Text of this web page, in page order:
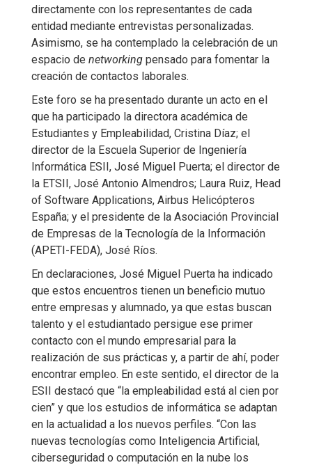
directamente con los representantes de cada
entidad mediante entrevistas personalizadas.
Asimismo, se ha contemplado la celebración de un
espacio de networking pensado para fomentar la
creación de contactos laborales.
Este foro se ha presentado durante un acto en el
que ha participado la directora académica de
Estudiantes y Empleabilidad, Cristina Díaz; el
director de la Escuela Superior de Ingeniería
Informática ESII, José Miguel Puerta; el director de
la ETSII, José Antonio Almendros; Laura Ruiz, Head
of Software Applications, Airbus Helicópteros
España; y el presidente de la Asociación Provincial
de Empresas de la Tecnología de la Información
(APETI-FEDA), José Ríos.
En declaraciones, José Miguel Puerta ha indicado
que estos encuentros tienen un beneficio mutuo
entre empresas y alumnado, ya que estas buscan
talento y el estudiantado persigue ese primer
contacto con el mundo empresarial para la
realización de sus prácticas y, a partir de ahí, poder
encontrar empleo. En este sentido, el director de la
ESII destacó que “la empleabilidad está al cien por
cien” y que los estudios de informática se adaptan
en la actualidad a los nuevos perfiles. “Con las
nuevas tecnologías como Inteligencia Artificial,
ciberseguridad o computación en la nube los